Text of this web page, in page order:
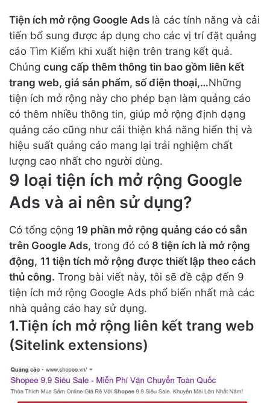
Tiện ích mở rộng Google Ads là các tính năng và cải
tiến bổ sung được áp dụng cho các vị trí đặt quảng
cáo Tìm Kiếm khi xuất hiện trên trang kết quả.
Chúng cung cấp thêm thông tin bao gồm liên kết
trang web, giá sản phẩm, số điện thoại,…Những
tiện ích mở rộng này cho phép bạn làm quảng cáo
có thêm nhiều thông tin, giúp mở rộng định dạng
quảng cáo cũng như cải thiện khả năng hiển thị và
hiệu suất quảng cáo mang lại trải nghiệm chất
lượng cao nhất cho người dùng.
9 loại tiện ích mở rộng Google
Ads và ai nên sử dụng?
Có tổng cộng 19 phần mở rộng quảng cáo có sẵn
trên Google Ads, trong đó có 8 tiện ích là mở rộng
động, 11 tiện tích mở rộng được thiết lập theo cách
thủ công. Trong bài viết này, tôi sẽ đề cập đến 9
tiện ích mở rộng Google Ads phổ biến nhất mà các
nhà quảng cáo hay sử dụng.
1.Tiện ích mở rộng liên kết trang web
(Sitelink extensions)